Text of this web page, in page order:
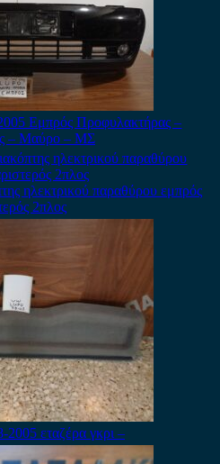
Εμπρός Προφυλακτήρας –
– Μαύρο – ΜΣ
ηλεκτρικού παραθύρου εμπρός
2πλος
εταζέρα γκρι –